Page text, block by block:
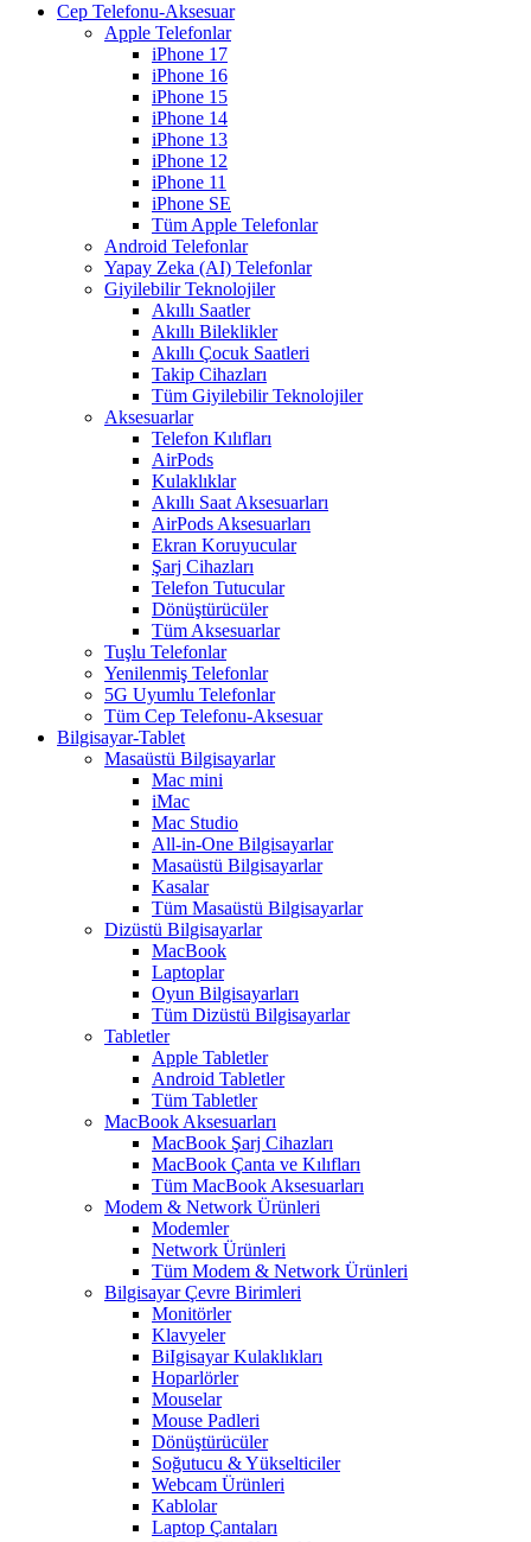
Cep Telefonu-Aksesuar
Apple Telefonlar
iPhone 17
iPhone 16
iPhone 15
iPhone 14
iPhone 13
iPhone 12
iPhone 11
iPhone SE
Tüm Apple Telefonlar
Android Telefonlar
Yapay Zeka (AI) Telefonlar
Giyilebilir Teknolojiler
Akıllı Saatler
Akıllı Bileklikler
Akıllı Çocuk Saatleri
Takip Cihazları
Tüm Giyilebilir Teknolojiler
Aksesuarlar
Telefon Kılıfları
AirPods
Kulaklıklar
Akıllı Saat Aksesuarları
AirPods Aksesuarları
Ekran Koruyucular
Şarj Cihazları
Telefon Tutucular
Dönüştürücüler
Tüm Aksesuarlar
Tuşlu Telefonlar
Yenilenmiş Telefonlar
5G Uyumlu Telefonlar
Tüm Cep Telefonu-Aksesuar
Bilgisayar-Tablet
Masaüstü Bilgisayarlar
Mac mini
iMac
Mac Studio
All-in-One Bilgisayarlar
Masaüstü Bilgisayarlar
Kasalar
Tüm Masaüstü Bilgisayarlar
Dizüstü Bilgisayarlar
MacBook
Laptoplar
Oyun Bilgisayarları
Tüm Dizüstü Bilgisayarlar
Tabletler
Apple Tabletler
Android Tabletler
Tüm Tabletler
MacBook Aksesuarları
MacBook Şarj Cihazları
MacBook Çanta ve Kılıfları
Tüm MacBook Aksesuarları
Modem & Network Ürünleri
Modemler
Network Ürünleri
Tüm Modem & Network Ürünleri
Bilgisayar Çevre Birimleri
Monitörler
Klavyeler
BiIgisayar Kulaklıkları
Hoparlörler
Mouselar
Mouse Padleri
Dönüştürücüler
Soğutucu & Yükselticiler
Webcam Ürünleri
Kablolar
Laptop Çantaları